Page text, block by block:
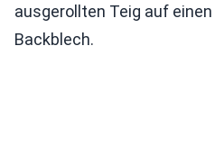
ausgerollten Teig auf
Backblech.